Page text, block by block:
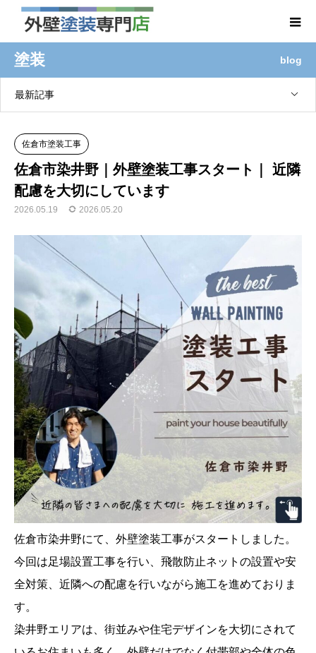
塗装 blog
最新記事
佐倉市塗装工事
佐倉市染井野｜外壁塗装工事スタート｜ 近隣
配慮を大切にしています
2026.05.19 2026.05.20
佐倉市染井野にて、外壁塗装工事がスタートしました。
今回は足場設置工事を行い、飛散防止ネットの設置や安
全対策、近隣への配慮を行いながら施工を進めておりま
す。
染井野エリアは、街並みや住宅デザインを大切にされて